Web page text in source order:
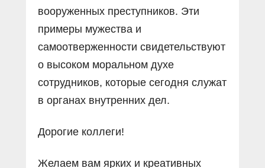
вооруженных преступников. Эти
примеры мужества и
самоотверженности свидетельствуют
о высоком моральном духе
сотрудников, которые сегодня служат
в органах внутренних дел.
Дорогие коллеги!
Желаем вам ярких и креативных